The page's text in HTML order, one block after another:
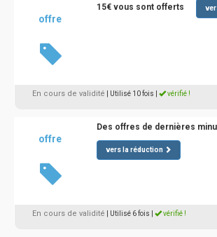
offre
15€ vous sont offerts
En cours de validité | Utilisé 10 fois vérifié !
offre
Des offres de dernières
vers la réduction
En cours de validité | Utilisé 6 fois vérifié !